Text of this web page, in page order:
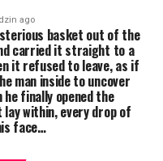
ago
basket out of the
carried it straight to a
it refused to leave, as if
man inside to uncover
finally opened the
lay within, every drop of
face…